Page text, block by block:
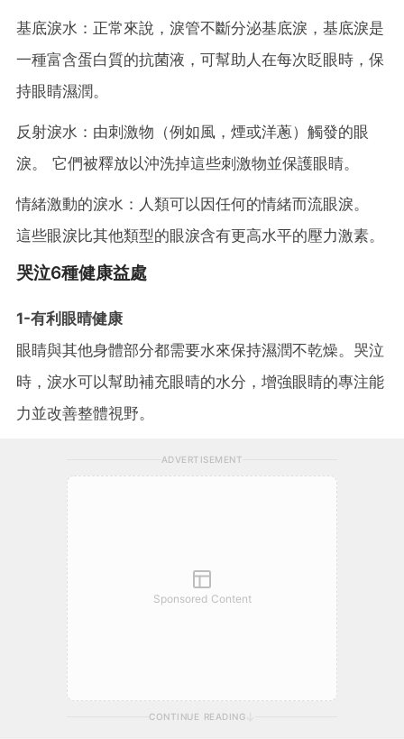
基底淚水：正常來說，淚管不斷分泌基底淚，基底淚是
一種富含蛋白質的抗菌液，可幫助人在每次眨眼時，保
持眼睛濕潤。
反射淚水：由刺激物（例如風，煙或洋蔥）觸發的眼
淚。 它們被釋放以沖洗掉這些刺激物並保護眼睛。
情緒激動的淚水：人類可以因任何的情緒而流眼淚。
這些眼淚比其他類型的眼淚含有更高水平的壓力激素。
哭泣6種健康益處
1-有利眼晴健康
眼睛與其他身體部分都需要水來保持濕潤不乾燥。哭泣
時，淚水可以幫助補充眼晴的水分，增強眼睛的專注能
力並改善整體視野。
ADVERTISEMENT
Sponsored Content
CONTINUE READING